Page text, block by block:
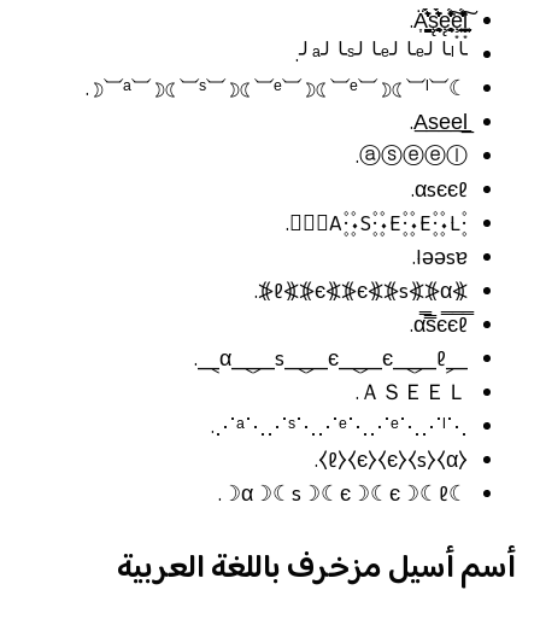
Ä͎͚̰̙̳̤͈̭́͑̀͛̈́͐̒̓ş̨̥̘̹̥͔̫̈́͑̀͛̈́͐̒̓ȩ̨̥̘̹̥͔̫̍̾̈́̽̒̒͘͠ȩ͙̰̮̫͍̫͓̍̾̈́̽̒̒͘͠ļ͙̰̮̫͍̫͓.
╰ᵃ╯╰ˢ╯╰ᵉ╯╰ᵉ╯╰ˡ╯.
☾⏡ᵃ⏡☽☾⏡ˢ⏡☽☾⏡ᵉ⏡☽☾⏡ᵉ⏡☽☾⏡ˡ⏡☽.
ⓐⓢⓔⓔⓛ.
αsєєℓ.
۰۪۫A۪۫۰۰۪۫S۪۫۰۰۪۫E۪۫۰۰۪۫E۪۫۰۰۪۫L۪۫۰.
lǝǝsɐ.
⦕α⦖⦕s⦖⦕є⦖⦕є⦖⦕ℓ⦖.
⸐α⸑⸐s⸑⸐є⸑⸐є⸑⸐ℓ⸑.
ＡＳＥＥＬ.
⋰ᵃ⋱⋰ˢ⋱⋰ᵉ⋱⋰ᵉ⋱⋰ˡ⋱.
⧼α⧽⧼s⧽⧼є⧽⧼є⧽⧼ℓ⧽.
☾α☽☾s☽☾є☽☾є☽☾ℓ☽.
أسم أسيل مزخرف باللغة العربية